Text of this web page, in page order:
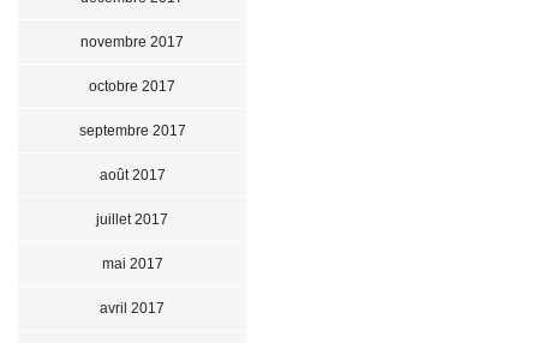
novembre 2017
octobre 2017
septembre 2017
août 2017
juillet 2017
mai 2017
avril 2017